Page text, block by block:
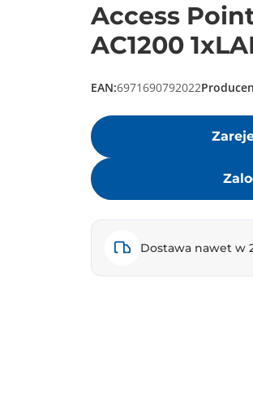
Access
AC1200
EAN:6971690792022
Dostawa nawet w